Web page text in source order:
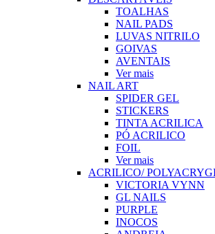
TOALHAS
NAIL PADS
LUVAS NITRILO
GOIVAS
AVENTAIS
Ver mais
NAIL ART
SPIDER GEL
STICKERS
TINTA ACRILICA
PÓ ACRILICO
FOIL
Ver mais
ACRILICO/
VICTORIA VYNN
GL NAILS
PURPLE
INOCOS